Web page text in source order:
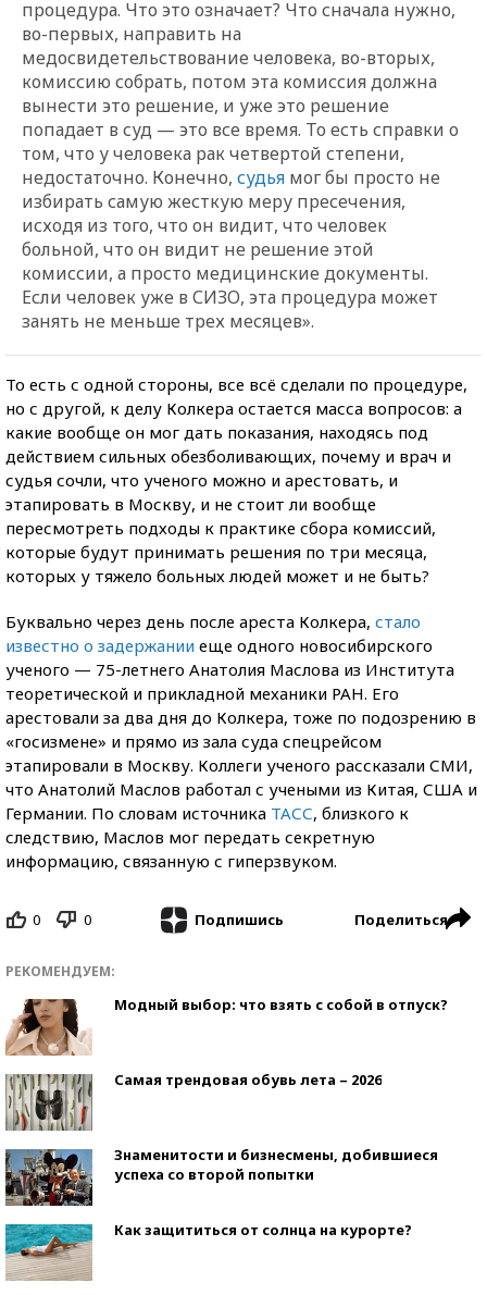
процедура. Что это означает? Что сначала нужно,
во-первых, направить на
медосвидетельствование человека, во-вторых,
комиссию собрать, потом эта комиссия должна
вынести это решение, и уже это решение
попадает в суд — это все время. То есть справки о
том, что у человека рак четвертой степени,
недостаточно. Конечно, судья мог бы просто не
избирать самую жесткую меру пресечения,
исходя из того, что он видит, что человек
больной, что он видит не решение этой
комиссии, а просто медицинские документы.
Если человек уже в СИЗО, эта процедура может
занять не меньше трех месяцев».
То есть с одной стороны, все всё сделали по процедуре,
но с другой, к делу Колкера остается масса вопросов: а
какие вообще он мог дать показания, находясь под
действием сильных обезболивающих, почему и врач и
судья сочли, что ученого можно и арестовать, и
этапировать в Москву, и не стоит ли вообще
пересмотреть подходы к практике сбора комиссий,
которые будут принимать решения по три месяца,
которых у тяжело больных людей может и не быть?
Буквально через день после ареста Колкера, стало
известно о задержании еще одного новосибирского
ученого — 75-летнего Анатолия Маслова из Института
теоретической и прикладной механики РАН. Его
арестовали за два дня до Колкера, тоже по подозрению в
«госизмене» и прямо из зала суда спецрейсом
этапировали в Москву. Коллеги ученого рассказали СМИ,
что Анатолий Маслов работал с учеными из Китая, США и
Германии. По словам источника ТАСС, близкого к
следствию, Маслов мог передать секретную
информацию, связанную с гиперзвуком.
0 0 Подпишись Поделиться
РЕКОМЕНДУЕМ:
Модный выбор: что взять с собой в отпуск?
Самая трендовая обувь лета – 2026
Знаменитости и бизнесмены, добившиеся
успеха со второй попытки
Как защититься от солнца на курорте?